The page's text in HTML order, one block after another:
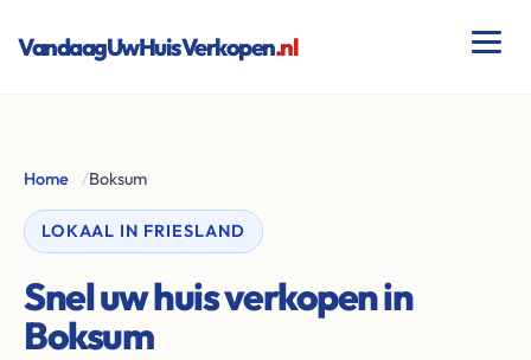
VandaagUwHuisVerkopen.nl
Home /Boksum
LOKAAL IN FRIESLAND
Snel uw huis verkopen in
Boksum